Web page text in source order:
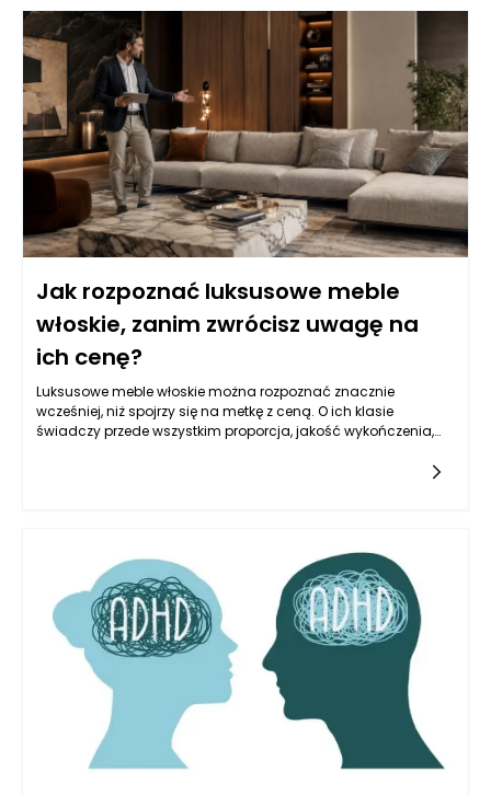
niż kredyty konsumpcyjne czy osobiste. Dzięki niższym stopom
procentowym i dłuższym okresom spłaty, pozwala na
pozyskanie znacznych sum pieniędzy, które można
przeznaczyć na zakup przestrzeni przystosowanej do
działalności rehabilitacyjnej. Warto zatem zastanowić się nad
możliwościami, jakie oferuje ten produkt dla przedsiębiorców z
branży zdrowotnej.
Jak rozpoznać luksusowe meble
włoskie, zanim zwrócisz uwagę na
ich cenę?
Luksusowe meble włoskie można rozpoznać znacznie
wcześniej, niż spojrzy się na metkę z ceną. O ich klasie
świadczy przede wszystkim proporcja, jakość wykończenia,
produkt rzeczywiście premium. Warto najpierw ocenić, czy
dany model wygląda spójnie z każdej strony, czy detale są
wykonane starannie, czy zastosowane materiały mają
szlachetną fakturę i czy projekt nie opiera się wyłącznie na
chwilowej modzie. Luksusowe meble włoskie zwykle wyróżniają
się spokojną elegancją, nawet wtedy, gdy mają mocniejszą
formę lub bardziej dekoracyjny charakter. Nie sprawiają
wrażenia przypadkowego przepychu, lecz dobrze
przemyślanego projektu, w którym każdy element ma swoje
uzasadnienie. Istotne jest także to, jak mebel zachowuje się w
kontakcie z użytkownikiem: czy sofa jest wygodna, czy krzesło
zapewnia stabilne podparcie, czy stół ma odpowiednią